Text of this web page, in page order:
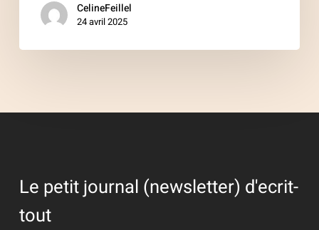
CelineFeillel
24 avril 2025
Le petit journal (newsletter) d'ecrit-
tout